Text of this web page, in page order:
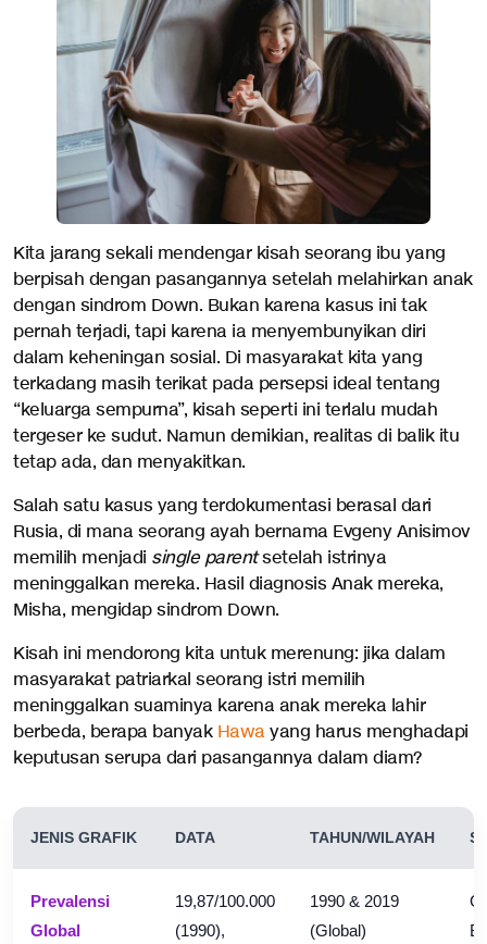
Kita jarang sekali mendengar kisah seorang ibu yang
berpisah dengan pasangannya setelah melahirkan anak
dengan sindrom Down. Bukan karena kasus ini tak
pernah terjadi, tapi karena ia menyembunyikan diri
dalam keheningan sosial. Di masyarakat kita yang
terkadang masih terikat pada persepsi ideal tentang
“keluarga sempurna”, kisah seperti ini terlalu mudah
tergeser ke sudut. Namun demikian, realitas di balik itu
tetap ada, dan menyakitkan.
Salah satu kasus yang terdokumentasi berasal dari
Rusia, di mana seorang ayah bernama Evgeny Anisimov
memilih menjadi single parentsetelah istrinya
meninggalkan mereka. Hasil diagnosis Anak mereka,
Misha, mengidap sindrom Down.
Kisah ini mendorong kita untuk merenung: jika dalam
masyarakat patriarkal seorang istri memilih
meninggalkan suaminya karena anak mereka lahir
berbeda, berapa banyak Hawa yang harus menghadapi
keputusan serupa dari pasangannya dalam diam?
JENIS GRAFIK DATA TAHUN/WILAYAH
Prevalensi
Global
19,87/100.000
(1990),
1990 & 2019
(Global)